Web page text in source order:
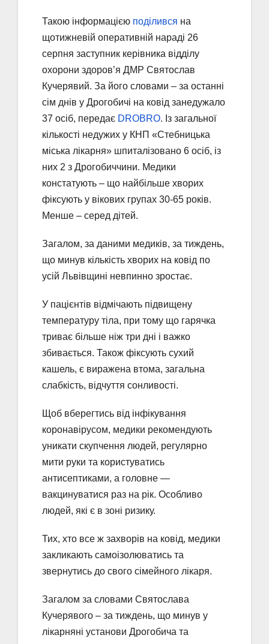
Такою інформацією поділився на
щотижневій оперативній нараді 26
серпня заступник керівника відділу
охорони здоров’я ДМР Святослав
Кучерявий. За його словами – за останні
сім днів у Дрогобичі на ковід занедужало
37 осіб, передає DROBRO. Із загальної
кількості недужих у КНП «Стебницька
міська лікарня» шпиталізовано 6 осіб, із
них 2 з Дрогобиччини. Медики
констатують – що найбільше хворих
фіксують у вікових групах 30-65 років.
Менше – серед дітей.
Загалом, за даними медиків, за тиждень,
що минув кількість хворих на ковід по
усій Львівщині невпинно зростає.
У пацієнтів відмічають підвищену
температуру тіла, при тому що гарячка
триває більше ніж три дні і важко
збивається. Також фіксують сухий
кашель, є виражена втома, загальна
слабкість, відчуття сонливості.
Щоб вберегтись від інфікування
коронавірусом, медики рекомендують
уникати скупчення людей, регулярно
мити руки та користуватись
антисептиками, а головне —
вакцинуватися раз на рік. Особливо
людей, які є в зоні ризику.
Тих, хто все ж захворів на ковід, медики
закликають самоізолюватись та
звернутись до свого сімейного лікаря.
Загалом за словами Святослава
Кучерявого – за тиждень, що минув у
лікарняні установи Дрогобича та